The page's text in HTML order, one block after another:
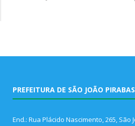
PREFEITURA DE SÃO JOÃO PIRABAS
End.: Rua Plácido Nascimento, 265, São